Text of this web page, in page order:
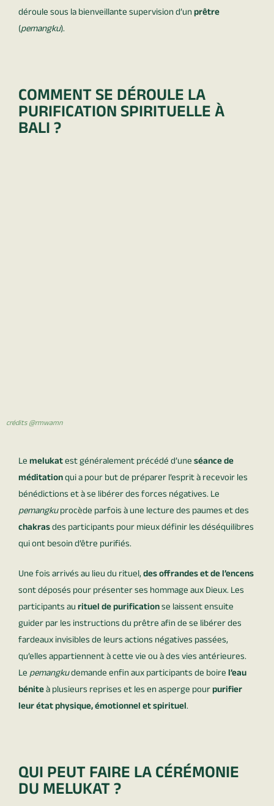
déroule sous la bienveillante supervision d’unprêtre
(pemangku).
COMMENT SE DÉROULE LA
PURIFICATION SPIRITUELLE À
BALI ?
crédits @rmwamn
Lemelukatest généralement précédé d’uneséance de
méditationqui a pour but de préparer l’esprit à recevoir les
bénédictions et à se libérer des forces négatives. Le
pemangkuprocède parfois à une lecture des paumes et des
chakrasdes participants pour mieux définir les déséquilibres
qui ont besoin d’être purifiés.
Une fois arrivés au lieu du rituel,des offrandes et de l’encens
sont déposés pour présenter ses hommage aux Dieux. Les
participants aurituel de purificationse laissent ensuite
guider par les instructions du prêtre afin de se libérer des
fardeaux invisibles de leurs actions négatives passées,
qu’elles appartiennent à cette vie ou à des vies antérieures.
Lepemangkudemande enfin aux participants de boirel’eau
béniteà plusieurs reprises et les en asperge pourpurifier
leur état physique, émotionnel et spirituel.
QUI PEUT FAIRE LA CÉRÉMONIE
DU MELUKAT ?